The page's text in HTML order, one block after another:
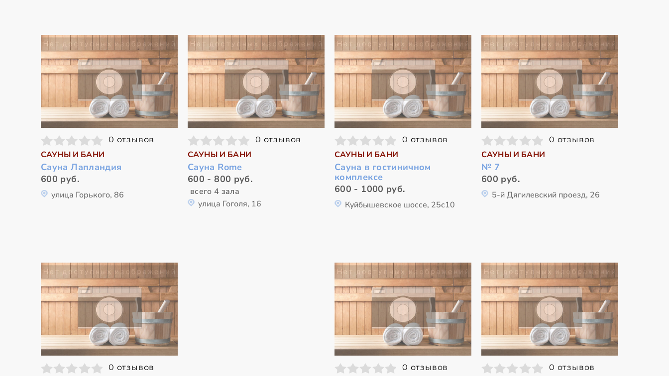
0 отзывов
САУНЫ И БАНИ
Сауна Лапландия
600 руб.
улица Горького, 86
0 отзывов
САУНЫ И БАНИ
Сауна Rome
600 - 800 руб.
всего 4 зала
улица Гоголя, 16
0 отзывов
САУНЫ И БАНИ
Сауна в гостиничном
комплексе
600 - 1000 руб.
Куйбышевское шоссе, 25с10
0 отзывов
САУНЫ И БАНИ
№ 7
600 руб.
5-й Дягилевский проезд, 26
0 отзывов 0 отзывов 0 отзывов